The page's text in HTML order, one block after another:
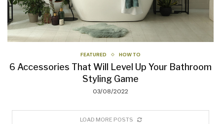
FEATURED HOW TO
6 Accessories That Will Level Up Your Bathroom
Styling Game
03/08/2022
LOAD MORE POSTS